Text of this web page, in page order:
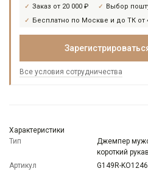
Заказ от 20 000 ₽ Выбор
Бесплатно по Москве и до ТК от
Все условия сотрудничества
Характеристики
Тип
Джемпер
короткий рукав
Артикул
G149R-